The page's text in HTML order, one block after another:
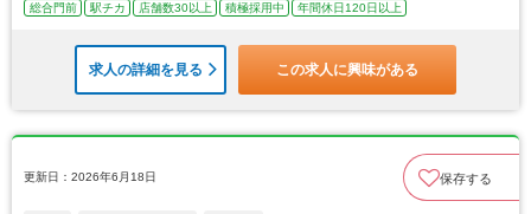
総合門前
駅チカ 店舗数30以上 積極採用中 年間休日120日以上
求人の詳細を見る この求人に興味がある
更新日：2026年6月18日 保存する